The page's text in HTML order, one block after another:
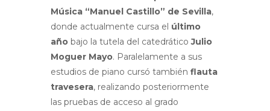
Música “Manuel Castillo” de Sevilla,
donde actualmente cursa el último
año bajo la tutela del catedráticoJulio
Moguer Mayo. Paralelamente a sus
estudios de piano cursó también flauta
travesera, realizando posteriormente
las pruebas de acceso al grado